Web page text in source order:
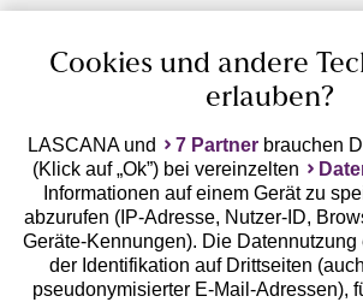
Geprüfte Sicherheit
Cookies und andere
erlauben?
LASCANA und 7 Partner brauchen
(Klick auf „Ok”) bei vereinzelten
Informationen auf einem Gerät zu
abzurufen (IP-Adresse, Nutzer-ID,
Geräte-Kennungen). Die Datennutzung
der Identifikation auf Drittseiten
pseudonymisierter E-Mail-Adressen),